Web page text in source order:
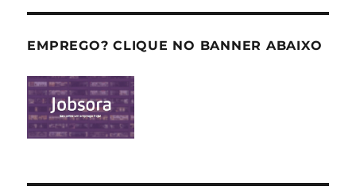
EMPREGO? CLIQUE NO BANNER ABAIXO